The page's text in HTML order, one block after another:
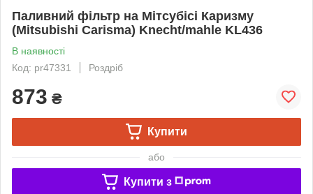
Паливний фільтр на Мітсубісі Каризму
(Mitsubishi Carisma) Knecht/mahle KL436
В наявності
Код: pr47331
Роздріб
873 ₴
Купити
або
Купити з